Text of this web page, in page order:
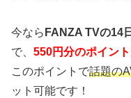
今なら FANZA TVの14
で、 550円分のポイント
このポイントで話題の
ット可能です！